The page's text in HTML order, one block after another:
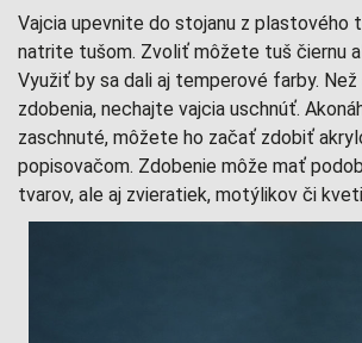
Vajcia upevnite do stojanu z plastového
natrite tušom. Zvoliť môžete tuš čiernu
Využiť by sa dali aj temperové farby.
zdobenia, nechajte vajcia uschnúť.
zaschnuté, môžete ho začať zdobiť
popisovačom. Zdobenie môže mať
tvarov, ale aj zvieratiek, motýlikov či